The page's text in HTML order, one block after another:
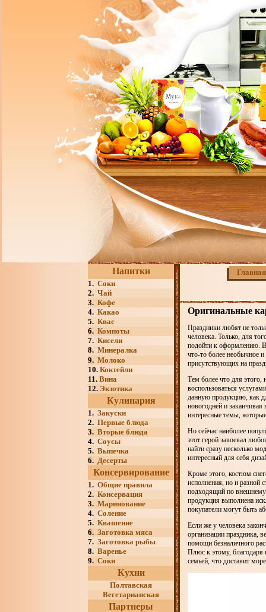
Напитки
1. Соки
2. Чай
3. Кофе
4. Какао
5. Квас
6. Компоты
7. Кисели
8. Минералка
9. Молоко
10. Коктейли
11. Вина
12. Экзотика
Кулинария
1. Закуски
2. Первые блюда
3. Вторые блюда
4. Соусы
5. Выпечка
6. Десерты
Консервирование
1. Общие правила
2. Консервация
3. Маринование
4. Соление
5. Квашение
6. Заготовка мяса
7. Заготовка рыбы
8. Варенье
9. Соки
Кухни
Полтавская
Вегетарианская
Партнеры
Главная
Оригинальные
Праздники любят не
человека. Только, для
подойти к оформлению.
что-то более необычное
присутствующих на
Тем более что для этого,
воспользоваться
данную продукцию, как
новогодней и
интересные темы,
Но сейчас наиболее
этот герой завоевал
найти сразу несколько
интересный для себя
Кроме этого, костюм
исполнения, но и разной
подходящий по внешнему
продукция выполнена
покупатели могут быть
Если же у человека
организации праздника,
помощи безналичного
Плюс к этому, благодаря
семьей, что доставит